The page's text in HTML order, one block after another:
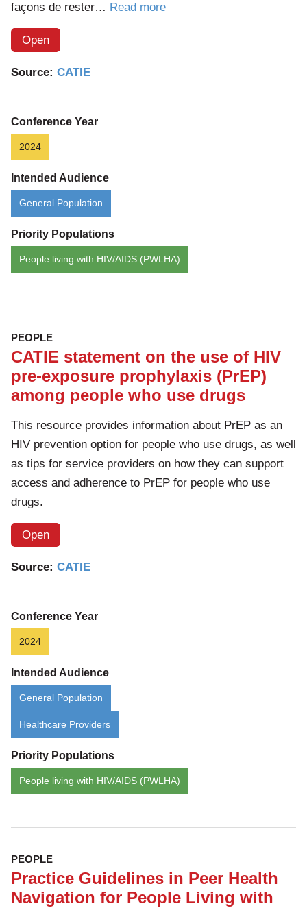
façons de rester… Read moreof
Open
Source: CATIE
Conference Year
2024
Intended Audience
General Population
Priority Populations
People living with HIV/AIDS (PWLHA)
PEOPLE
CATIE statement on the use of HIV
pre-exposure prophylaxis (PrEP)
among people who use drugs
This resource provides information about PrEP as an
HIV prevention option for people who use drugs, as well
as tips for service providers on how they can support
access and adherence to PrEP for people who use
drugs.
Open
Source: CATIE
Conference Year
2024
Intended Audience
General Population
Healthcare Providers
Priority Populations
People living with HIV/AIDS (PWLHA)
PEOPLE
Practice Guidelines in Peer Health
Navigation for People Living with